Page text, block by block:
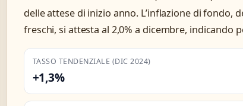
delle attese di inizio anno. L’inflazione di fondo,
freschi, si attesta al 2,0% a dicembre, indicando
TASSO TENDENZIALE (DIC 2024)
+1,3%